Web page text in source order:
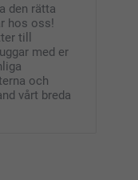
den rätta
hos oss!
till
med er
och
vårt breda